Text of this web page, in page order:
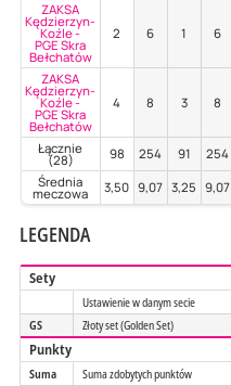
ZAKSA
Kędzierzyn-
Koźle -
PGE Skra
Bełchatów
2 6 1 6
ZAKSA
Kędzierzyn-
Koźle -
PGE Skra
Bełchatów
4 8 3 8
Łącznie
(28) 98 254 91 254
Średnia
meczowa 3,50 9,07 3,25 9,07
LEGENDA
Sety
Ustawienie w danym secie
GS
Złoty set (Golden Set)
Punkty
Suma
Suma zdobytych punktów